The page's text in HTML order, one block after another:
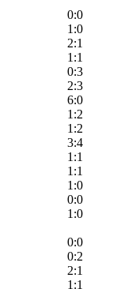
0:0
1:0
2:1
1:1
0:3
2:3
6:0
1:2
1:2
3:4
1:1
1:1
1:0
0:0
1:0
0:0
0:2
2:1
1:1